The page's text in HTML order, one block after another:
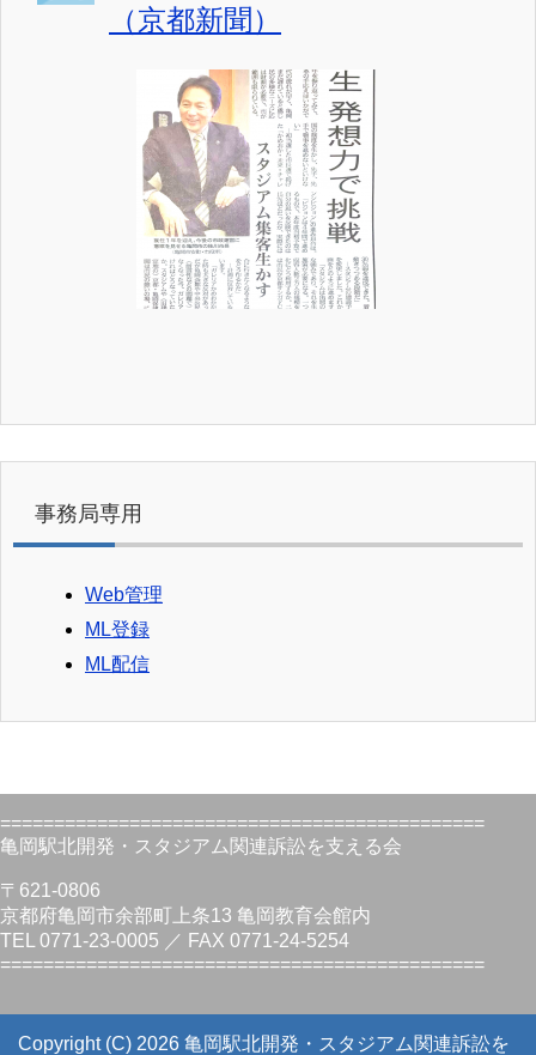
（京都新聞）
事務局専用
Web管理
ML登録
ML配信
=============================================
亀岡駅北開発・スタジアム関連訴訟を支える会
〒621-0806
京都府亀岡市余部町上条13 亀岡教育会館内
TEL 0771-23-0005 ／ FAX 0771-24-5254
=============================================
Copyright (C) 2026 亀岡駅北開発・スタジアム関連訴訟を